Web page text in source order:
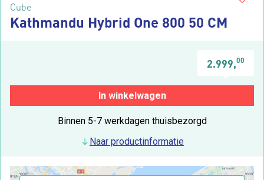
Cube
Kathmandu Hybrid One 800 50 CM
2.999,00
In winkelwagen
Binnen 5-7 werkdagen thuisbezorgd
Naar productinformatie